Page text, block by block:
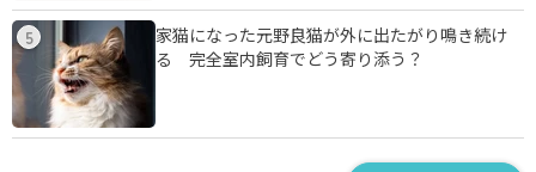
5
家猫になった元野良猫が外に出たがり鳴き続け
る 完全室内飼育でどう寄り添う？